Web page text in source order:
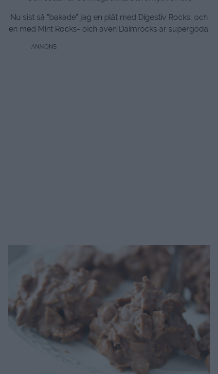
Nu sist så ”bakade” jag en plåt med Digestiv Rocks, och
en med Mint Rocks- oich även Daimrocks är supergoda.